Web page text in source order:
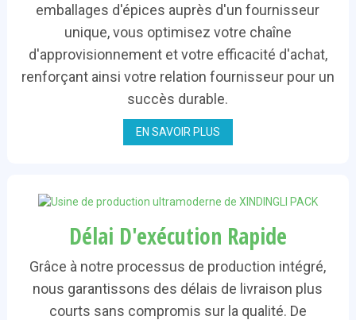
emballages d'épices auprès d'un fournisseur
unique, vous optimisez votre chaîne
d'approvisionnement et votre efficacité d'achat,
renforçant ainsi votre relation fournisseur pour un
succès durable.
EN SAVOIR PLUS
Délai D'exécution Rapide
Grâce à notre processus de production intégré,
nous garantissons des délais de livraison plus
courts sans compromis sur la qualité. De